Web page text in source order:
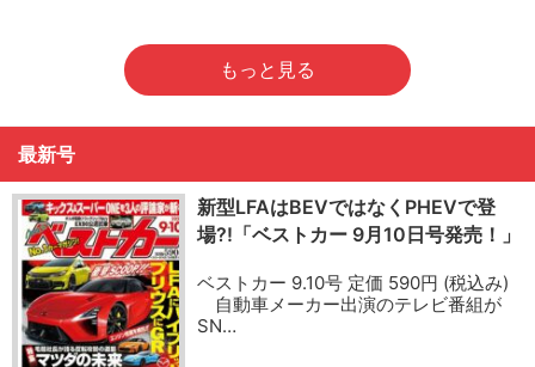
もっと見る
最新号
新型LFAはBEVではなくPHEVで登
場?!「ベストカー 9月10日号発売！」
ベストカー 9.10号 定価 590円 (税込み)
自動車メーカー出演のテレビ番組が
SN…